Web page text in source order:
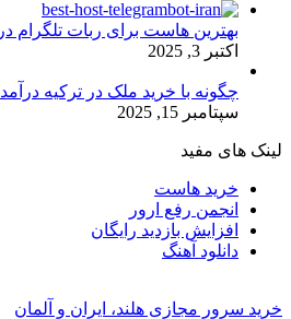
بهترین هاست برای ربات تلگرام در
اکتبر 3, 2025
چگونه با خرید ملک در ترکیه
سپتامبر 15, 2025
لینک های مفید
خرید هاست
انجمن رفع ارور
افزایش بازدید رایگان
دانلود آهنگ
خرید سرور مجازی هلند، ایران و آلمان